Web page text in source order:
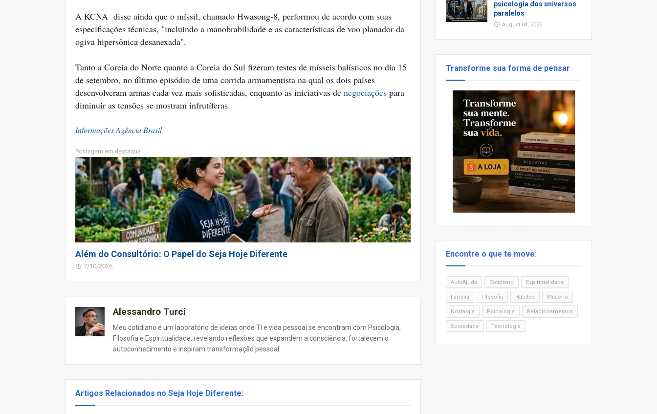
A KCNA disse ainda que o míssil, chamado Hwasong-8, performou de acordo com suas
especificações técnicas, "incluindo a manobrabilidade e as características de voo planador da
ogiva hipersônica desanexada".
Tanto a Coreia do Norte quanto a Coreia do Sul fizeram testes de mísseis balísticos no dia 15
de setembro, no último episódio de uma corrida armamentista na qual os dois países
desenvolveram armas cada vez mais sofisticadas, enquanto as iniciativas de negociações para
diminuir as tensões se mostram infrutíferas.
Informações Agência Brasil
Postagem em destaque
Além do Consultório: O Papel do Seja Hoje Diferente
7/10/2026
Alessandro Turci
Meu cotidiano é um laboratório de ideias onde TI e vida pessoal se encontram com Psicologia,
Filosofia e Espiritualidade, revelando reflexões que expandem a consciência, fortalecem o
autoconhecimento e inspiram transformação pessoal.
Artigos Relacionados no Seja Hoje Diferente:
psicologia dos universos
paralelos
August 04, 2026
Transforme sua forma de pensar
Encontre o que te move:
AutoAjuda Cotidiano Espiritualidade
Família Filosofia Hábitos Mistério
Nostalgia Psicologia Relacionamentos
Sociedade Tecnologia